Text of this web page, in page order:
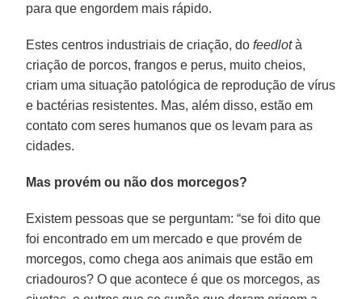
para que engordem mais rápido.
Estes centros industriais de criação, dofeedlotà
criação de porcos, frangos e perus, muito cheios,
criam uma situação patológica de reprodução de vírus
e bactérias resistentes. Mas, além disso, estão em
contato com seres humanos que os levam para as
cidades.
Mas provém ou não dos morcegos?
Existem pessoas que se perguntam: “se foi dito que
foi encontrado em um mercado e que provém de
morcegos, como chega aos animais que estão em
criadouros? O que acontece é que os morcegos, as